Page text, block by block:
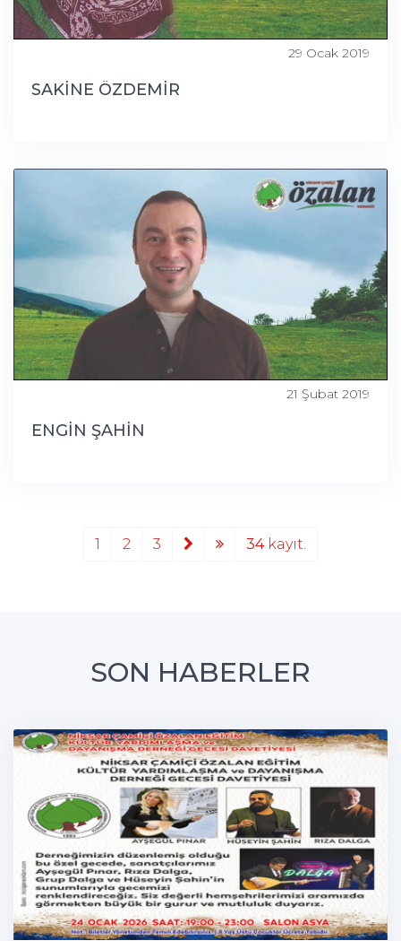
29 Ocak 2019
SAKİNE ÖZDEMİR
21 Şubat 2019
ENGİN ŞAHİN
1 2 3 34kayıt.
SON HABERLER